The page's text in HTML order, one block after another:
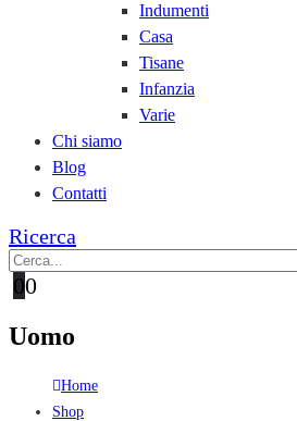
Indumenti
Casa
Tisane
Infanzia
Varie
Chi siamo
Blog
Contatti
Ricerca
00
Uomo
Home
Shop